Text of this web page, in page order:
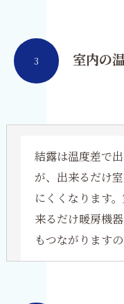
室内の
3
結露は温度差で
が、出来るだけ
にくくなります
来るだけ暖房機
もつながりますの